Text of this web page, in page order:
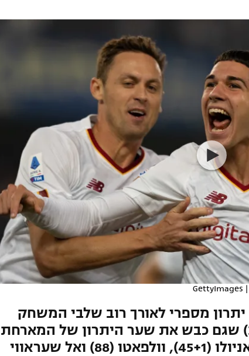
תל אביב
באר שבע
נתניה
ליגה סינית
ליגה ברזילאית
ליגות נוספות
|
GettyImages
יתרון מספרי לאורך רוב שלבי המשחק
אחרי הרחקה של דוידוביץ' (36) שגם כבש את שער היתרון של המארחת
(27), והפכה את התוצאה עם זאניולו (45+1), וולפאטו (88) ואל שעראווי